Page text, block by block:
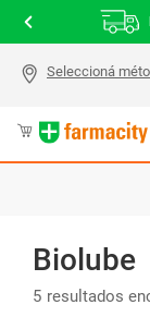
Biolube
5